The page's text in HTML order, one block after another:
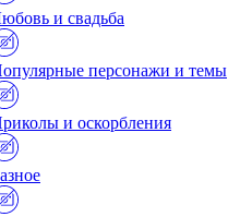
и свадьба
персонажи и темы
и оскорбления